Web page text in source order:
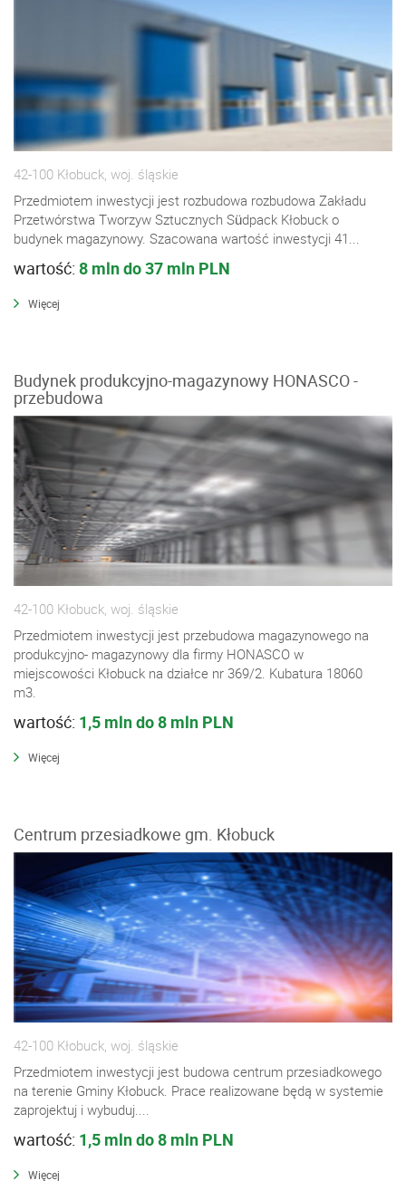
42-100 Kłobuck, woj. śląskie
Przedmiotem inwestycji jest rozbudowa rozbudowa Zakładu
Przetwórstwa Tworzyw Sztucznych Südpack Kłobuck o
budynek magazynowy. Szacowana wartość inwestycji 41...
wartość: 8 mln do 37 mln PLN
Więcej
Budynek produkcyjno-magazynowy HONASCO -
przebudowa
42-100 Kłobuck, woj. śląskie
Przedmiotem inwestycji jest przebudowa magazynowego na
produkcyjno- magazynowy dla firmy HONASCO w
miejscowości Kłobuck na działce nr 369/2. Kubatura 18060
m3.
wartość: 1,5 mln do 8 mln PLN
Więcej
Centrum przesiadkowe gm. Kłobuck
42-100 Kłobuck, woj. śląskie
Przedmiotem inwestycji jest budowa centrum przesiadkowego
na terenie Gminy Kłobuck. Prace realizowane będą w systemie
zaprojektuj i wybuduj....
wartość: 1,5 mln do 8 mln PLN
Więcej